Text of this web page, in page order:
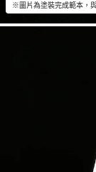
※圖片為塗裝完成範本，